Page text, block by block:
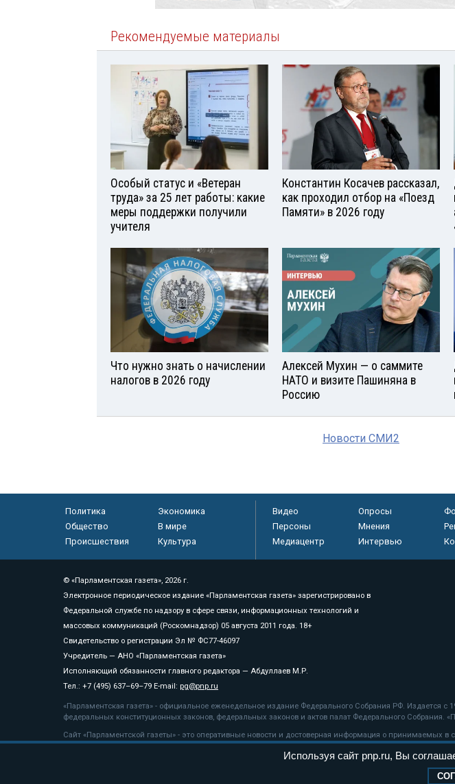
Рекомендуемые материалы
Особый статус и «Ветеран
труда» за 25 лет работы: какие
меры поддержки получили
учителя
Константин Косачев рассказал,
как проходил отбор на «Поезд
Памяти» в 2026 году
Что нужно знать о начислении
налогов в 2026 году
Алексей Мухин — о саммите
НАТО и визите Пашиняна в
Россию
Новости СМИ2
Политика
Экономика
Общество
В мире
Происшествия
Культура
Видео Опросы
Персоны
Мнения
Медиацентр
Интервью
© «Парламентская газета», 2026 г.
Электронное периодическое издание «Парламентская газета» зарегистрировано в
Федеральной службе по надзору в сфере связи, информационных технологий и
массовых коммуникаций (Роскомнадзор) 05 августа 2011 года. 18+
Свидетельство о регистрации Эл № ФС77-46097
Учредитель — АНО «Парламентская газета»
Исполняющий обязанности главного редактора — Абдуллаев М.Р.
Тел.: +7 (495) 637–69–79 E-mail: pg@pnp.ru
«Парламентская газета» - официальное еженедельное издание Федерального Собрания РФ. Издается
федеральных конституционных законов, федеральных законов и актов палат Федерального Собрания.
Сайт «Парламентской газеты» - это оперативные новости и достоверная информация о принимаемых в
«Парламентской газеты» активная ссылка на pnp.ru обязательна.
рекомендательные технологии
Используя сайт pnp.ru, Вы